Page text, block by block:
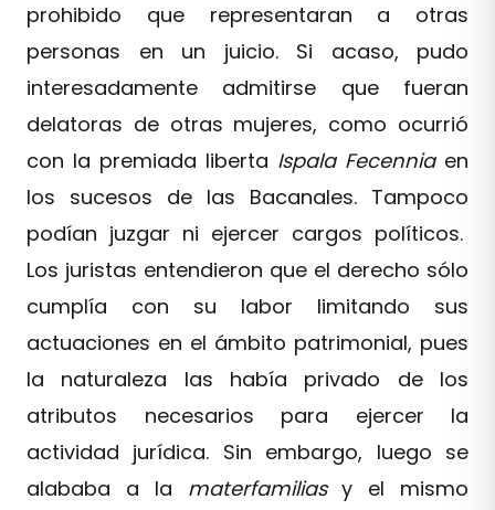
prohibido que representaran a otras
personas en un juicio. Si acaso, pudo
interesadamente admitirse que fueran
delatoras de otras mujeres, como ocurrió
con la premiada liberta Ispala Fecenniaen
los sucesos de las Bacanales. Tampoco
podían juzgar ni ejercer cargos políticos.
Los juristas entendieron que el derecho sólo
cumplía con su labor limitando sus
actuaciones en el ámbito patrimonial, pues
la naturaleza las había privado de los
atributos necesarios para ejercer la
actividad jurídica. Sin embargo, luego se
alababa a la materfamiliasy el mismo